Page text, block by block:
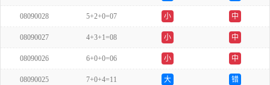
08090028 5+2+0=07 小 中
08090027 4+3+1=08 小 中
08090026 6+0+0=06 小 中
08090025 7+0+4=11 大 错